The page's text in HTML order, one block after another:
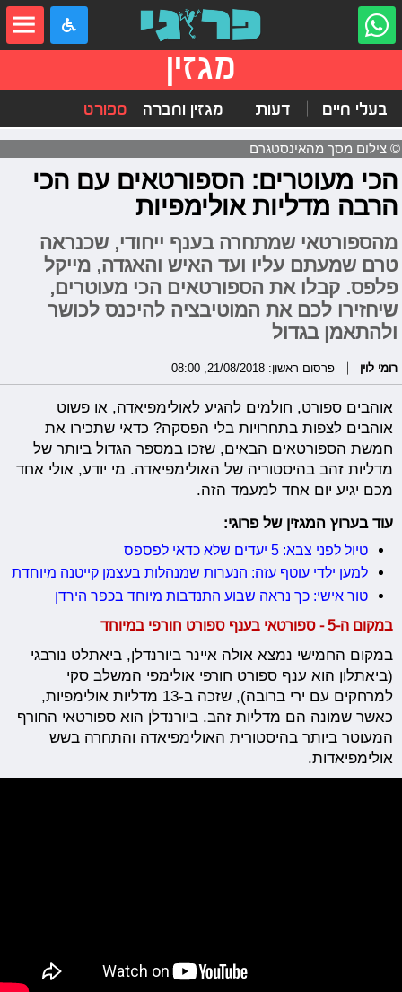
מגזין
בעלי חיים דעות מגזין וחברה ספורט
© צילום מסך מהאינסטגרם
הכי מעוטרים: הספורטאים עם הכי
הרבה מדליות אולימפיות
מהספורטאי שמתחרה בענף ייחודי, שכנראה
טרם שמעתם עליו ועד האיש והאגדה, מייקל
פלפס. קבלו את הספורטאים הכי מעוטרים,
שיחזירו לכם את המוטיבציה להיכנס לכושר
ולהתאמן בגדול
רומי לוין פרסום ראשון: 21/08/2018, 08:00
אוהבים ספורט, חולמים להגיע לאולימפיאדה, או פשוט
אוהבים לצפות בתחרויות בלי הפסקה? כדאי שתכירו את
חמשת הספורטאים הבאים, שזכו במספר הגדול ביותר של
מדליות זהב בהיסטוריה של האולימפיאדה. מי יודע, אולי אחד
מכם יגיע יום אחד למעמד הזה.
עוד בערוץ המגזין של פרוגי:
טיול לפני צבא: 5 יעדים שלא כדאי לפספס
למען ילדי עוטף עזה: הנערות שמנהלות בעצמן קייטנה מיוחדת
טור אישי: כך נראה שבוע התנדבות מיוחד בכפר הירדן
במקום ה-5 - ספורטאי בענף ספורט חורפי במיוחד
במקום החמישי נמצא אולה איינר ביורנדלן, ביאתלט נורבגי
(ביאתלון הוא ענף ספורט חורפי אולימפי המשלב סקי
למרחקים עם ירי ברובה), שזכה ב-13 מדליות אולימפיות,
כאשר שמונה הם מדליות זהב. ביורנדלן הוא ספורטאי החורף
המעוטר ביותר בהיסטורית האולימפיאדה והתחרה בשש
אולימפיאדות.